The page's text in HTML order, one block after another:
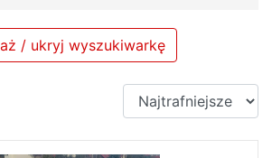
/ ukryj wyszukiwarkę